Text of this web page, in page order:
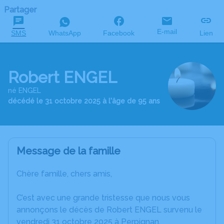
Partager
SMS WhatsApp Facebook E-mail Lien
Robert ENGEL
né ENGEL
décédé le 31 octobre 2025 à l'âge de 95 ans
Message de la famille
Chère famille, chers amis,
C’est avec une grande tristesse que nous vous
annonçons le décès de Robert ENGEL survenu le
vendredi 31 octobre 2025 à Perpignan.